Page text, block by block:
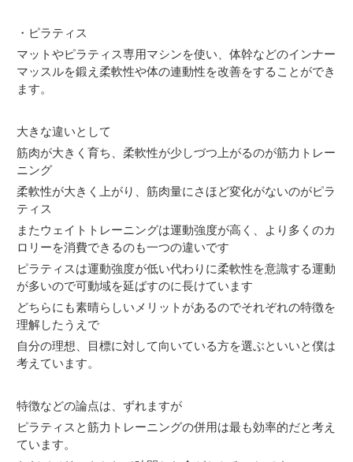
・ピラティス
マットやピラティス専用マシンを使い、体幹などのインナー
マッスルを鍛え柔軟性や体の連動性を改善をすることができ
ます。
大きな違いとして
筋肉が大きく育ち、柔軟性が少しづつ上がるのが筋力トレー
ニング
柔軟性が大きく上がり、筋肉量にさほど変化がないのがピラ
ティス
またウェイトトレーニングは運動強度が高く、より多くのカ
ロリーを消費できるのも一つの違いです
ピラティスは運動強度が低い代わりに柔軟性を意識する運動
が多いので可動域を延ばすのに長けています
どちらにも素晴らしいメリットがあるのでそれぞれの特徴を
理解したうえで
自分の理想、目標に対して向いている方を選ぶといいと僕は
考えています。
特徴などの論点は、ずれますが
ピラティスと筋力トレーニングの併用は最も効率的だと考え
ています。